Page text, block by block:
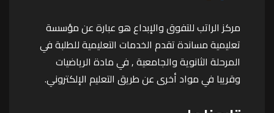
مركز الراتب للتفوق والإبداع هو عبارة عن مؤسسة
تعليمية مساندة تقدم الخدمات التعليمية للطلبة في
المرحلة الثانوية والجامعية , في مادة الرياضيات
وقريبا في مواد أخرى عن طريق التعليم الإلكتروني.